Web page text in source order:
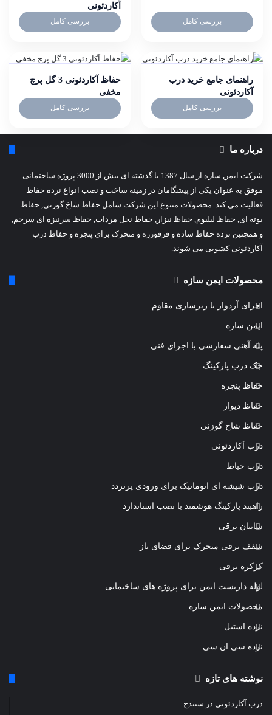
بررسی کامل
آکاردئونی
بررسی کامل
راهنمای جامع خرید درب
آکاردئونی
بررسی کامل
حفاظ آکاردئونی 3 گل پرچ
مخفی
بررسی کامل
درباره ما
شرکت ایمن سازه از سال 1387 با گذشته ای بیش از 3000 پروژه ساختمانی
موفق به عنوان یکی از پیشگامان در زمینه ساخت و نصب انواع نرده حفاظ
فعالیت می کند. محصولات متنوع این شرکت شامل حفاظ شاخ گوزنی, حفاظ
بوته ای, حفاظ لیلیوم, حفاظ نیزار, حفاظ نخل مرداب, حفاظ سرنیزه ای سرخم,
و همچنین نرده حفاظ ساده و فرفورژه و متحرک برای پنجره و حفاظ درب
آکاردئونی کشویی می شوند.
محصولات ایمن سازه
اجرای آردواز با زیرسازی مقاوم
ایمن سازه
پله آهنی سفارشی با اجرای فنی
جک درب پارکینگ
حفاظ پنجره
حفاظ دیوار
حفاظ شاخ گوزنی
درب آکاردئونی
درب حیاط
درب شیشه ای اتوماتیک برای ورودی پرتردد
راهبند پارکینگ هوشمند با نصب استاندارد
سایبان برقی
سقف برقی متحرک برای فضای باز
کرکره برقی
لوله داربست ایمن برای پروژه های ساختمانی
محصولات ایمن سازه
نرده استیل
نرده سی ان سی
نوشته های تازه
درب آکاردئونی در سنندج